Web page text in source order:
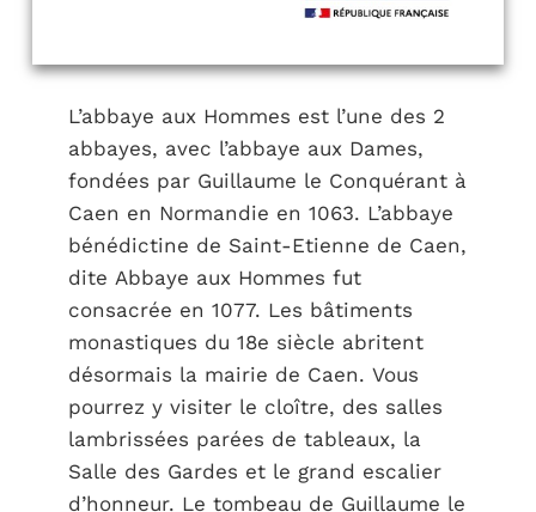
L’abbaye aux Hommes est l’une des 2
abbayes, avec l’abbaye aux Dames,
fondées par Guillaume le Conquérant à
Caen en Normandie en 1063. L’abbaye
bénédictine de Saint-Etienne de Caen,
dite Abbaye aux Hommes fut
consacrée en 1077. Les bâtiments
monastiques du 18e siècle abritent
désormais la mairie de Caen. Vous
pourrez y visiter le cloître, des salles
lambrissées parées de tableaux, la
Salle des Gardes et le grand escalier
d’honneur. Le tombeau de Guillaume le